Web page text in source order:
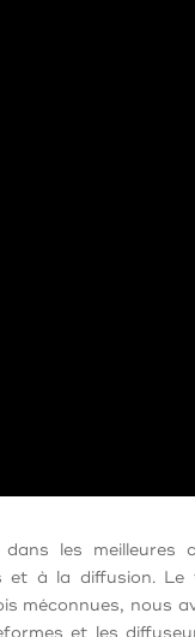
les
et à la diffusion.
méconnues, nous
et les